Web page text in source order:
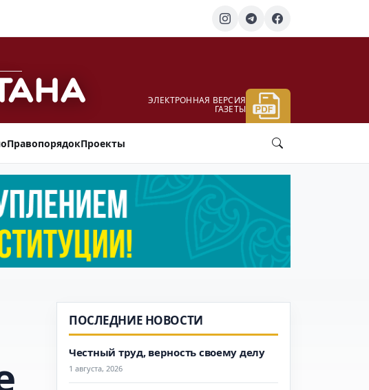
ЭЛЕКТРОННАЯ ВЕРСИЯ
ГАЗЕТЫ
ПравопорядокПроекты
ПОСЛЕДНИЕ НОВОСТИ
Честный труд, верность своему делу
1 августа, 2026